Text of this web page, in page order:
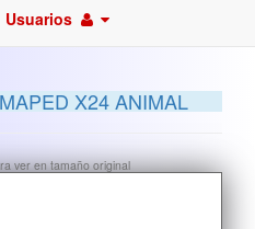
Usuarios
X24 ANIMAL
ver en tamaño original